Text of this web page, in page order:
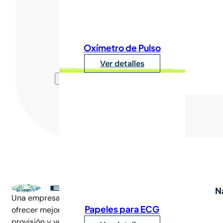
Oxímetro de Pulso
Ver detalles
Papeles para ECG
Una empresa familiar comprometida en
ofrecer mejoras continuas en la